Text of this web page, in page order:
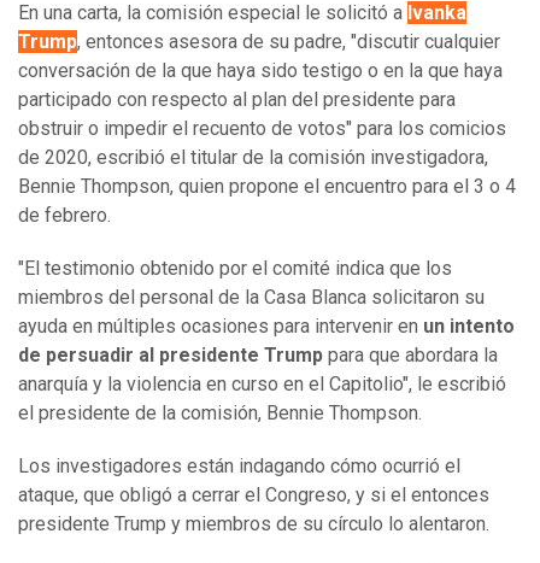
En una carta, la comisión especial le solicitó a Ivanka
Trump, entonces asesora de su padre, "discutir cualquier
conversación de la que haya sido testigo o en la que haya
participado con respecto al plan del presidente para
obstruir o impedir el recuento de votos" para los comicios
de 2020, escribió el titular de la comisión investigadora,
Bennie Thompson, quien propone el encuentro para el 3 o 4
de febrero.
"El testimonio obtenido por el comité indica que los
miembros del personal de la Casa Blanca solicitaron su
ayuda en múltiples ocasiones para intervenir en un intento
de persuadir al presidente Trump para que abordara la
anarquía y la violencia en curso en el Capitolio", le escribió
el presidente de la comisión, Bennie Thompson.
Los investigadores están indagando cómo ocurrió el
ataque, que obligó a cerrar el Congreso, y si el entonces
presidente Trump y miembros de su círculo lo alentaron.